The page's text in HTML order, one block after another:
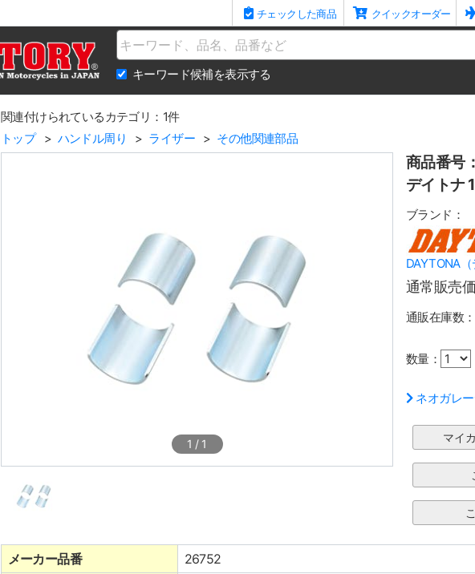
チェックした商品 クイックオーダー
Name
キーワード候補を表示する
関連付けられているカテゴリ：1件
トップ
ハンドル周り ライザー その他関連部品
1 / 1
商品番号
デイトナ
ブランド：
DAYTONA（
通常販売価
通販在庫数：
数量：
ネオガレ
メーカー品番
26752